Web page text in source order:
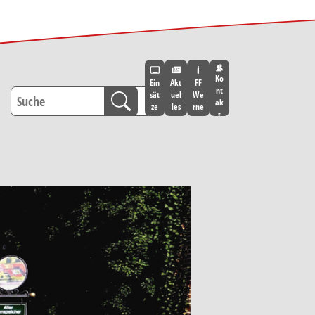
Ein
sät
ze
Akt
uel
les
FF
We
rne
Ko
nt
ak
t